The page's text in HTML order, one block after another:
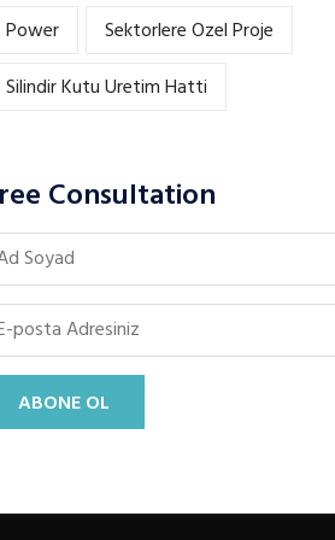
Power
Sektorlere Ozel Proje
Silindir Kutu Uretim Hatti
Consultation
ABONE OL